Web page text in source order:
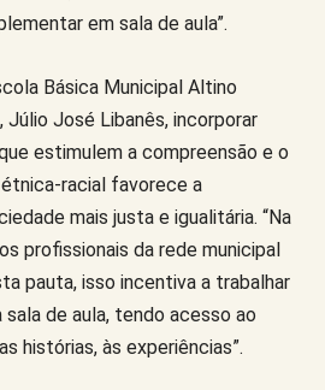
em sala de aula”.
Básica Municipal Altino
Júlio José Libanês, incorporar
estimulem a compreensão e o
racial favorece a
mais justa e igualitária. “Na
profissionais da rede municipal
pauta, isso incentiva a trabalhar
de aula, tendo acesso ao
histórias, às experiências”.